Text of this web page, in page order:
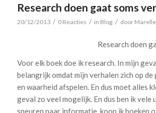
Research doen gaat soms ver
20/12/2013 / 0 Reacties / in Blog / door
Research doen
Voor elk boek doe ik research. In mijn
belangrijk omdat mijn verhalen zich op
en waarheid afspelen. En dus moet alles
geval zo veel mogelijk. En dus ben ik vele
speuren naar informatie, koop ik boeken